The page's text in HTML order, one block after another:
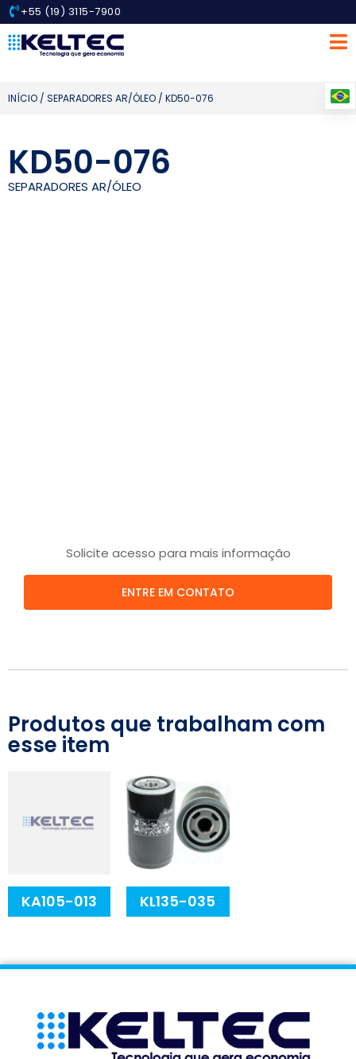
+55 (19) 3115-7900
INÍCIO / SEPARADORES AR/ÓLEO / KD50-076
KD50-076
SEPARADORES AR/ÓLEO
Solicite acesso para mais informação
ENTRE EM CONTATO
Produtos que trabalham com
esse item
KA105-013 KL135-035